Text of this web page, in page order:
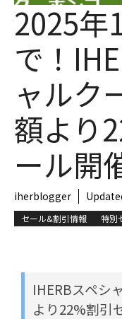
2025年
で！
ャルク
額より
ール開
iherblogger
セール&割引情報 特別
IHERBスペシ
より22%割引